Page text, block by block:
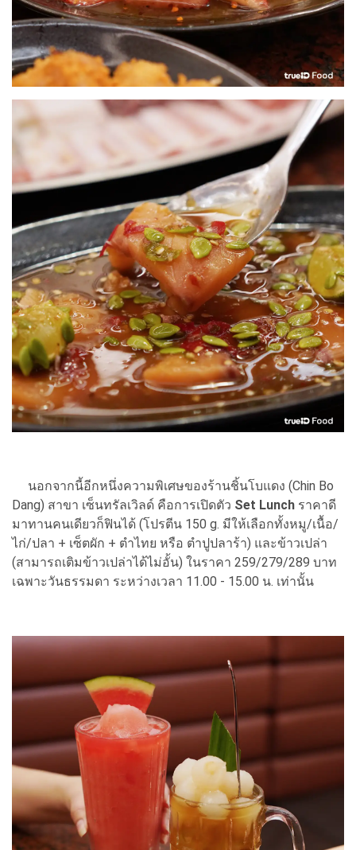
นอกจากนี้อีกหนึ่งความพิเศษของร้านชิ้นโบแดง (Chin Bo
Dang) สาขา เซ็นทรัลเวิลด์ คือการเปิดตัว Set Lunch ราคาดี
มาทานคนเดียวก็ฟินได้ (โปรตีน 150 g. มีให้เลือกทั้งหมู/เนื้อ/
ไก่/ปลา + เซ็ตผัก + ตำไทย หรือ ตำปูปลาร้า) และข้าวเปล่า
(สามารถเติมข้าวเปล่าได้ไม่อั้น) ในราคา 259/279/289 บาท
เฉพาะวันธรรมดา ระหว่างเวลา 11.00 - 15.00 น. เท่านั้น